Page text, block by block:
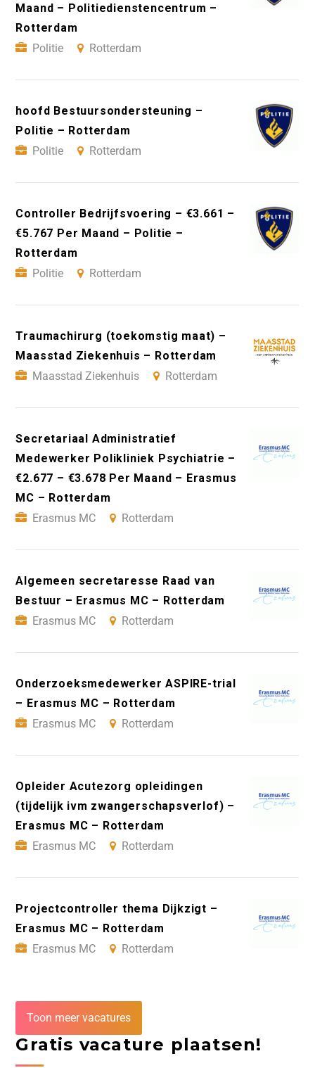
Maand – Politiedienstencentrum –
Rotterdam
Politie
Rotterdam
hoofd Bestuursondersteuning –
Politie – Rotterdam
Politie
Rotterdam
Controller Bedrijfsvoering – €3.661 –
€5.767 Per Maand – Politie –
Rotterdam
Politie
Rotterdam
Traumachirurg (toekomstig maat) –
Maasstad Ziekenhuis – Rotterdam
Maasstad Ziekenhuis
Rotterdam
Secretariaal Administratief
Medewerker Polikliniek Psychiatrie –
€2.677 – €3.678 Per Maand – Erasmus
MC – Rotterdam
Erasmus MC
Rotterdam
Algemeen secretaresse Raad van
Bestuur – Erasmus MC – Rotterdam
Erasmus MC
Rotterdam
Onderzoeksmedewerker ASPIRE-trial
– Erasmus MC – Rotterdam
Erasmus MC
Rotterdam
Opleider Acutezorg opleidingen
(tijdelijk ivm zwangerschapsverlof) –
Erasmus MC – Rotterdam
Erasmus MC
Rotterdam
Projectcontroller thema Dijkzigt –
Erasmus MC – Rotterdam
Erasmus MC
Rotterdam
Toon meer vacatures
Gratis vacature plaatsen!